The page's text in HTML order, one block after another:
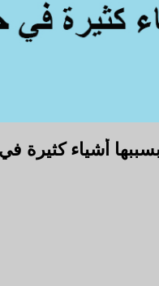
أشياء كثيرة